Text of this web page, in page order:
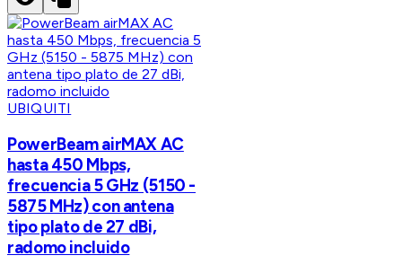
UBIQUITI
PowerBeam airMAX AC
hasta 450 Mbps,
frecuencia 5 GHz (5150 -
5875 MHz) con antena
tipo plato de 27 dBi,
radomo incluido